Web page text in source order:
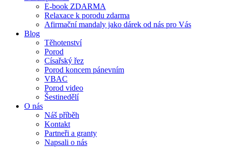
E-book ZDARMA
Relaxace k porodu zdarma
Afirmační mandaly jako dárek od nás pro Vás
Blog
Těhotenství
Porod
Císařský řez
Porod koncem pánevním
VBAC
Porod video
Šestinedělí
O nás
Náš příběh
Kontakt
Partneři a granty
Napsali o nás